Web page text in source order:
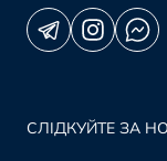
СЛІДКУЙТЕ ЗА